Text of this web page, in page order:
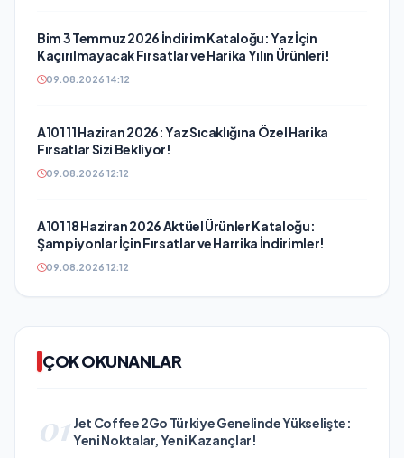
Bim 3 Temmuz 2026 İndirim Kataloğu: Yaz İçin
Kaçırılmayacak Fırsatlar ve Harika Yılın Ürünleri!
09.08.2026 14:12
A101 11 Haziran 2026: Yaz Sıcaklığına Özel Harika
Fırsatlar Sizi Bekliyor!
09.08.2026 12:12
A101 18 Haziran 2026 Aktüel Ürünler Kataloğu:
Şampiyonlar İçin Fırsatlar ve Harrika İndirimler!
09.08.2026 12:12
ÇOK OKUNANLAR
01 Jet Coffee 2Go Türkiye Genelinde Yükselişte:
Yeni Noktalar, Yeni Kazançlar!